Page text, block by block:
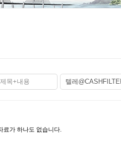
료가 하나도 없습니다.